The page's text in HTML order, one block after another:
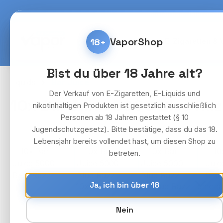
Hauptinhalt springen
Zur Suche springen
Zur Hauptnavigation springen Kostenlose Lieferung
Home E-Zigaretten &
10x Bar Juice 5000 Blue
Bildergalerie überspringen
18+ VaporShop
Bist du über 18 Jahre alt?
Der Verkauf von E-Zigaretten, E-Liquids und
nikotinhaltigen Produkten ist gesetzlich ausschließlich
Personen ab 18 Jahren gestattet (§ 10
Jugendschutzgesetz). Bitte bestätige, dass du das 18.
Lebensjahr bereits vollendet hast, um diesen Shop zu
betreten.
Ja, ich bin über 18
Nein